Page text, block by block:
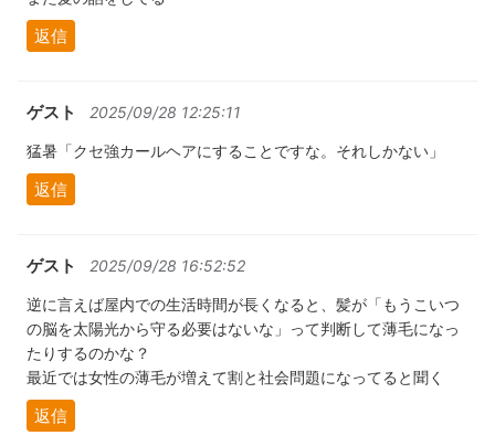
返信
ゲスト 2025/09/28 12:25:11
猛暑「クセ強カールヘアにすることですな。それしかない」
返信
ゲスト 2025/09/28 16:52:52
逆に言えば屋内での生活時間が長くなると、髪が「もうこいつ
の脳を太陽光から守る必要はないな」って判断して薄毛になっ
たりするのかな？
最近では女性の薄毛が増えて割と社会問題になってると聞く
返信